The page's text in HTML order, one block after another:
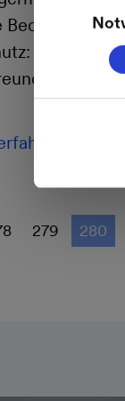
Bedeutung für
279 280